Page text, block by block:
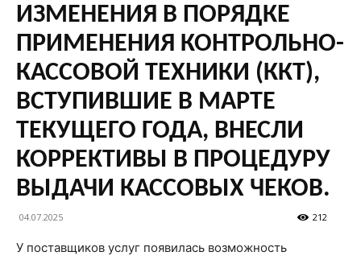
ИЗМЕНЕНИЯ В ПОРЯДКЕ
ПРИМЕНЕНИЯ КОНТРОЛЬНО-
КАССОВОЙ ТЕХНИКИ (ККТ),
ВСТУПИВШИЕ В МАРТЕ
ТЕКУЩЕГО ГОДА, ВНЕСЛИ
КОРРЕКТИВЫ В ПРОЦЕДУРУ
ВЫДАЧИ КАССОВЫХ ЧЕКОВ.
04.07.2025 212
У поставщиков услуг появилась возможность